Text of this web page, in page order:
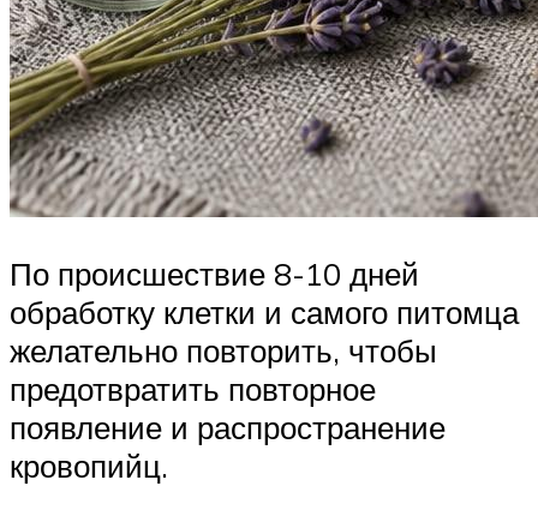
По происшествие 8-10 дней
обработку клетки и самого питомца
желательно повторить, чтобы
предотвратить повторное
появление и распространение
кровопийц.